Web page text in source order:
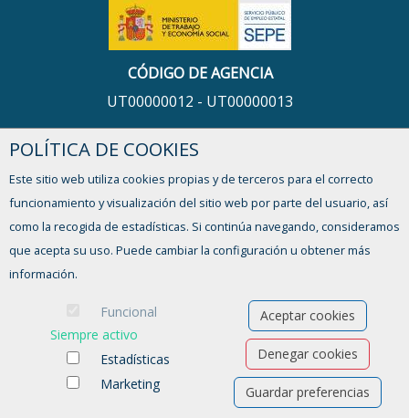
CÓDIGO DE AGENCIA
UT00000012 - UT00000013
HORARIO
De lunes a viernes,
de 9:00 a 13:00h y de 16:00 a 17:30h
FORMULARIO DE CONTACTO
POLÍTICA DE COOKIES
Este sitio web utiliza cookies propias y de terceros para el correcto
funcionamiento y visualización del sitio web por parte del usuario, así
como la recogida de estadísticas. Si continúa navegando, consideramos
que acepta su uso. Puede cambiar la configuración u obtener más
información.
Funcional
Siempre activo
Estadísticas
Marketing
Aceptar cookies
Denegar cookies
Guardar preferencias